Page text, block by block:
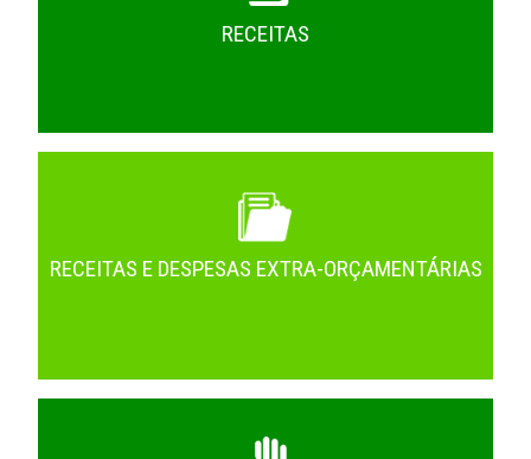
RECEITAS
RECEITAS E DESPESAS EXTRA-ORÇAMENTÁRIAS